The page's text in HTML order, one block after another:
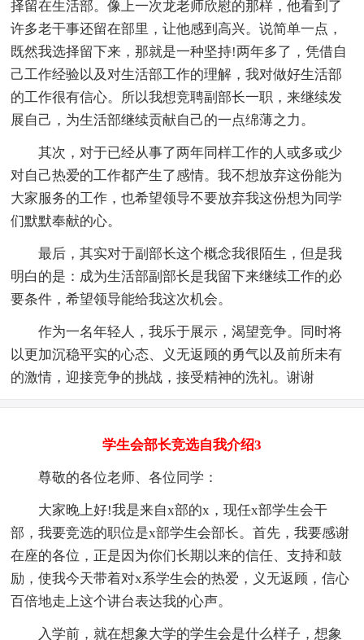
择留在生活部。像上一次龙老师欣慰的那样，他看到了
许多老干事还留在部里，让他感到高兴。说简单一点，
既然我选择留下来，那就是一种坚持!两年多了，凭借自
己工作经验以及对生活部工作的理解，我对做好生活部
的工作很有信心。所以我想竞聘副部长一职，来继续发
展自己，为生活部继续贡献自己的一点绵薄之力。
其次，对于已经从事了两年同样工作的人或多或少
对自己热爱的工作都产生了感情。我不想放弃这份能为
大家服务的工作，也希望领导不要放弃我这份想为同学
们默默奉献的心。
最后，其实对于副部长这个概念我很陌生，但是我
明白的是：成为生活部副部长是我留下来继续工作的必
要条件，希望领导能给我这次机会。
作为一名年轻人，我乐于展示，渴望竞争。同时将
以更加沉稳平实的心态、义无返顾的勇气以及前所未有
的激情，迎接竞争的挑战，接受精神的洗礼。谢谢
学生会部长竞选自我介绍3
尊敬的各位老师、各位同学：
大家晚上好!我是来自x部的x，现任x部学生会干
部，我要竞选的职位是x部学生会部长。首先，我要感谢
在座的各位，正是因为你们长期以来的信任、支持和鼓
励，使我今天带着对x系学生会的热爱，义无返顾，信心
百倍地走上这个讲台表达我的心声。
入学前，就在想象大学的学生会是什么样子，想象